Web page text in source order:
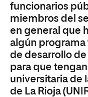
funcionarios
miembros del
en general que
algún programa
de desarrollo
para que
universitaria de
de La Rioja